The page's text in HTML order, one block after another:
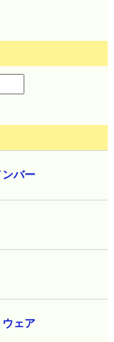
バー
ウェア